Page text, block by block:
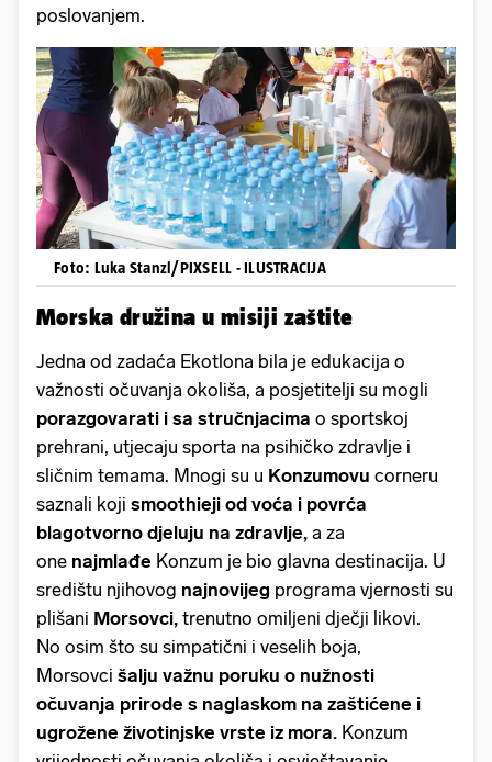
poslovanjem.
Foto: Luka Stanzl/PIXSELL - ILUSTRACIJA
Morska družina u misiji zaštite
Jedna od zadaća Ekotlona bila je edukacija o
važnosti očuvanja okoliša, a posjetitelji su mogli
porazgovarati i sa stručnjacima o sportskoj
prehrani, utjecaju sporta na psihičko zdravlje i
sličnim temama. Mnogi su u Konzumovu corneru
saznali koji smoothieji od voća i povrća
blagotvorno djeluju na zdravlje, a za
one najmlađe Konzum je bio glavna destinacija. U
središtu njihovog najnovijeg programa vjernosti su
plišani Morsovci, trenutno omiljeni dječji likovi.
No osim što su simpatični i veselih boja,
Morsovci šalju važnu poruku o nužnosti
očuvanja prirode s naglaskom na zaštićene i
ugrožene životinjske vrste iz mora. Konzum